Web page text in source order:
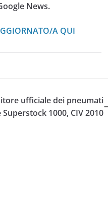
News.
A QUI
ufficiale dei pneumati
1000, CIV 2010